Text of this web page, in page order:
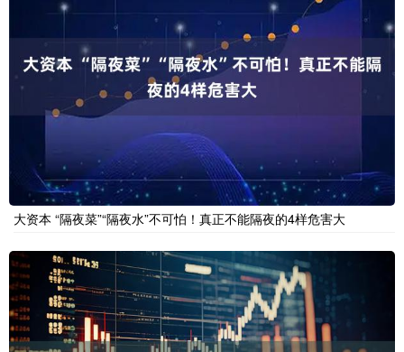
大资本 “隔夜菜”“隔夜水”不可怕！真正不能隔夜的4样危害大